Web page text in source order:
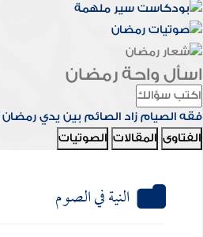
اسأل واحة رمضان
فقه الصيام زاد الصائم بين يدي رمضان
الفتاوى المقالات الصوتيات
النية في الصوم